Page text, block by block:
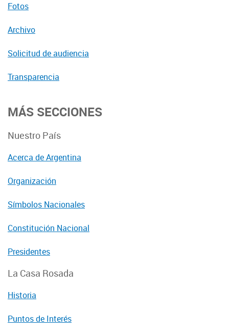
Fotos
Archivo
Solicitud de audiencia
Transparencia
MÁS SECCIONES
Nuestro País
Acerca de Argentina
Organización
Símbolos Nacionales
Constitución Nacional
Presidentes
La Casa Rosada
Historia
Puntos de Interés